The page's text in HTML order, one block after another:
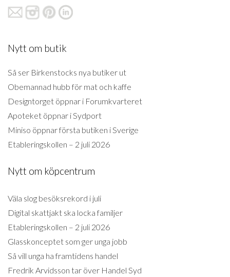
Nytt om butik
Så ser Birkenstocks nya butiker ut
Obemannad hubb för mat och kaffe
Designtorget öppnar i Forumkvarteret
Apoteket öppnar i Sydport
Miniso öppnar första butiken i Sverige
Etableringskollen – 2 juli 2026
Nytt om köpcentrum
Väla slog besöksrekord i juli
Digital skattjakt ska locka familjer
Etableringskollen – 2 juli 2026
Glasskonceptet som ger unga jobb
Så vill unga ha framtidens handel
Fredrik Arvidsson tar över Handel Syd